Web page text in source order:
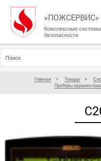
«ПОЖСЕРВИС»
Комплексные системы
безопасности
Главная Товары
Приборы охранно-